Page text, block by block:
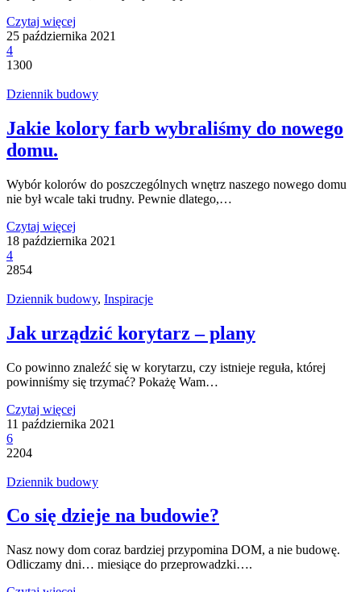
Czytaj więcej
25 października 2021
4
1300
Dziennik budowy
Jakie kolory farb wybraliśmy do nowego
domu.
Wybór kolorów do poszczególnych wnętrz naszego nowego domu
nie był wcale taki trudny. Pewnie dlatego,…
Czytaj więcej
18 października 2021
4
2854
Dziennik budowy, Inspiracje
Jak urządzić korytarz – plany
Co powinno znaleźć się w korytarzu, czy istnieje reguła, której
powinniśmy się trzymać? Pokażę Wam…
Czytaj więcej
11 października 2021
6
2204
Dziennik budowy
Co się dzieje na budowie?
Nasz nowy dom coraz bardziej przypomina DOM, a nie budowę.
Odliczamy dni… miesiące do przeprowadzki….